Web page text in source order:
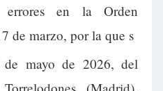
en la Orden
de marzo, por la que s
mayo de 2026, del